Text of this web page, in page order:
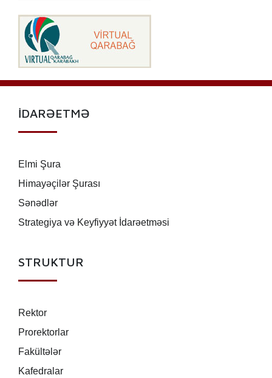
İDARƏETMƏ
Elmi Şura
Himayəçilər Şurası
Sənədlər
Strategiya və Keyfiyyət İdarəetməsi
STRUKTUR
Rektor
Prorektorlar
Fakültələr
Kafedralar